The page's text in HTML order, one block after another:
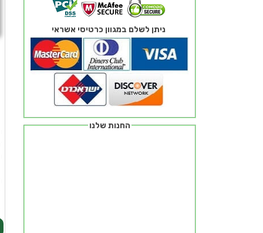
החנות שלנו